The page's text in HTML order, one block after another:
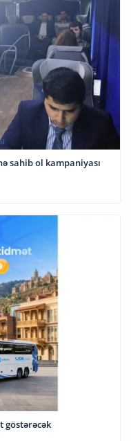
sahib ol kampaniyası
göstərəcək